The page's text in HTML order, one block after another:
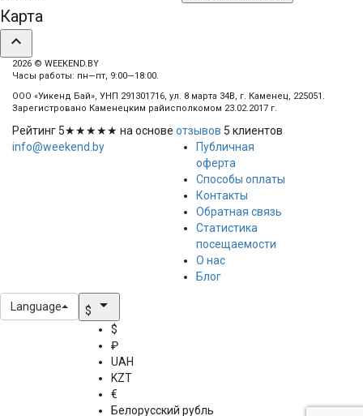
Карта
expand_less
2026 © WEEKEND.BY
Часы работы: пн—пт, 9:00—18:00.
ООО «Уикенд Бай», УНП 291301716, ул. 8 марта 34В, г. Каменец, 225051.
Зарегистровано Каменецким райисполкомом 23.02.2017 г.
Рейтинг 5★★★★★ на основе отзывов 5 клиентов
info@weekend.by
Публичная
оферта
Способы оплаты
Контакты
Обратная связь
Статистика
посещаемости
О нас
Блог
Language $ arrow_drop_down
$
₽
UAH
KZT
€
Белорусский рубль